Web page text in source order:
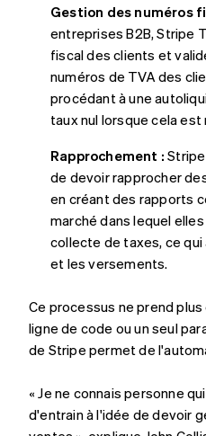
Gestion des numéros
entreprises B2B, Stripe
fiscal des clients et
numéros de TVA des
procédant à une
taux nul lorsque cela est
Rapprochement :
de devoir rapprocher
en créant des rapports
marché dans lequel
collecte de taxes, ce
et les versements.
Ce processus ne prend
ligne de code ou un seul
de Stripe permet de
« Je ne connais personne
d'entrain à l'idée de devoir
Allemagne
Deutsch English
Australie
English
Autriche
DeutschEnglish
Belgique
Nederlands Français
Brésil
PortuguêsEnglish
English
Canada
English Français
Chine continentale
Chypre
English